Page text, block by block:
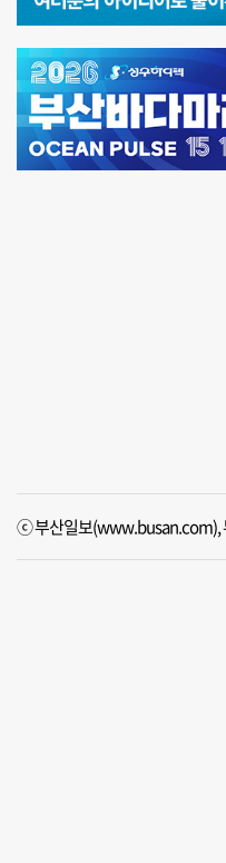
ⓒ 부산일보(www.busan.com),